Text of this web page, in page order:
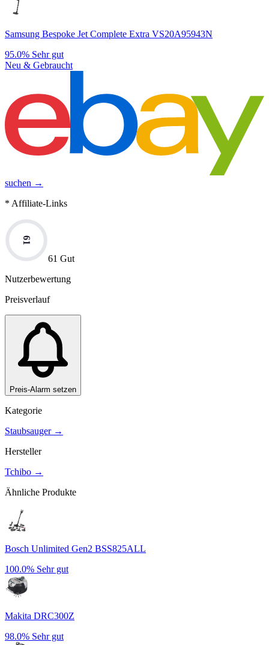
Samsung Bespoke Jet Complete Extra VS20A95943N
95.0% Sehr gut
Neu & Gebraucht
suchen →
* Affiliate-Links
61
61 Gut
Nutzerbewertung
Preisverlauf
Preis-Alarm setzen
Kategorie
Staubsauger→
Hersteller
Tchibo →
Ähnliche Produkte
Bosch Unlimited Gen2 BSS825ALL
100.0% Sehr gut
Makita DRC300Z
98.0% Sehr gut